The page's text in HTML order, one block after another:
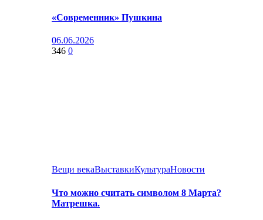
«Современник» Пушкина
06.06.2026
346 0
Вещи векаВыставкиКультураНовости
Что можно считать символом 8 Марта?
Матрешка.